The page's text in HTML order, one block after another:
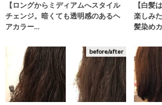
【ロングからミディアムへスタイル
チェンジ。暗くても透明感のあるヘ
アカラー…
【白髪
楽しみ
髪染め
before/after